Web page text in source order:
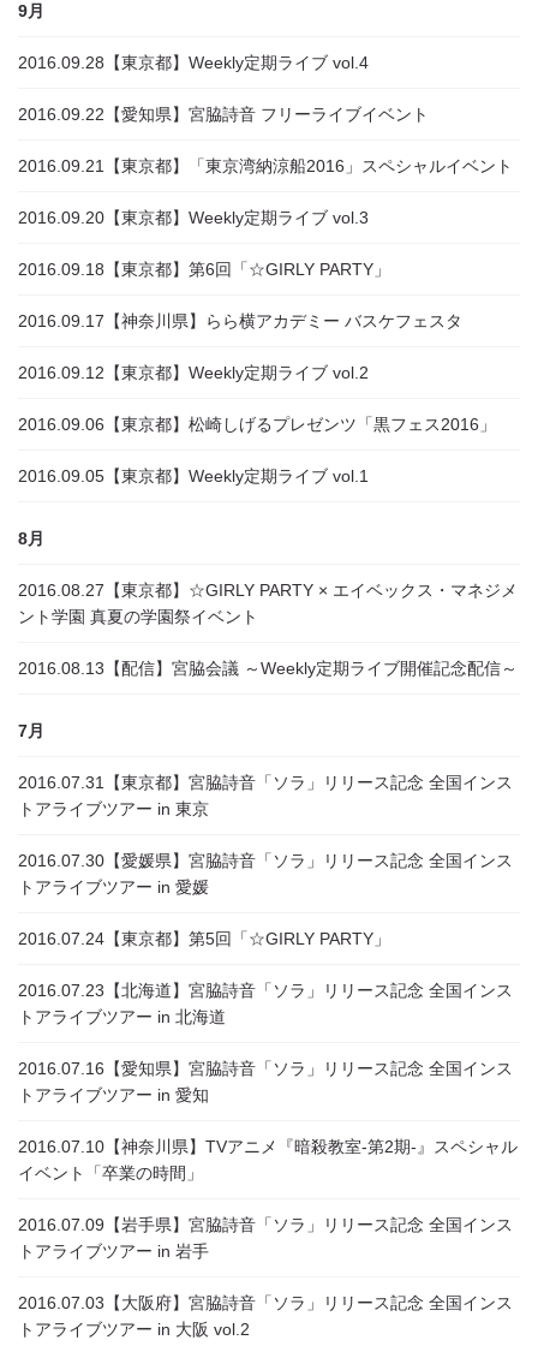
9月
2016.09.28 【東京都】Weekly定期ライブ vol.4
2016.09.22 【愛知県】宮脇詩音 フリーライブイベント
2016.09.21 【東京都】「東京湾納涼船2016」スペシャルイベント
2016.09.20 【東京都】Weekly定期ライブ vol.3
2016.09.18 【東京都】第6回「☆GIRLY PARTY」
2016.09.17 【神奈川県】らら横アカデミー バスケフェスタ
2016.09.12 【東京都】Weekly定期ライブ vol.2
2016.09.06 【東京都】松崎しげるプレゼンツ「黒フェス2016」
2016.09.05 【東京都】Weekly定期ライブ vol.1
8月
2016.08.27 【東京都】☆GIRLY PARTY × エイベックス・マネジメ
ント学園 真夏の学園祭イベント
2016.08.13 【配信】宮脇会議 ～Weekly定期ライブ開催記念配信～
7月
2016.07.31
【東京都】宮脇詩音「ソラ」リリース記念 全国インス
トアライブツアー in 東京
2016.07.30 【愛媛県】宮脇詩音「ソラ」リリース記念 全国インス
トアライブツアー in 愛媛
2016.07.24 【東京都】第5回「☆GIRLY PARTY」
2016.07.23 【北海道】宮脇詩音「ソラ」リリース記念 全国インス
トアライブツアー in 北海道
2016.07.16 【愛知県】宮脇詩音「ソラ」リリース記念 全国インス
トアライブツアー in 愛知
2016.07.10 【神奈川県】TVアニメ『暗殺教室-第2期-』スペシャル
イベント「卒業の時間」
2016.07.09 【岩手県】宮脇詩音「ソラ」リリース記念 全国インス
トアライブツアー in 岩手
2016.07.03 【大阪府】宮脇詩音「ソラ」リリース記念 全国インス
トアライブツアー in 大阪 vol.2